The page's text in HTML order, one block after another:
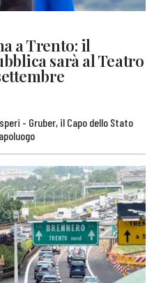
a Trento: il
sarà al Teatro
- Gruber, il Capo dello Stato